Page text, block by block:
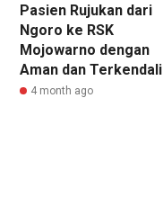
Pasien Rujukan dari
Ngoro ke RSK
Mojowarno dengan
Aman dan Terkendali
4 month ago